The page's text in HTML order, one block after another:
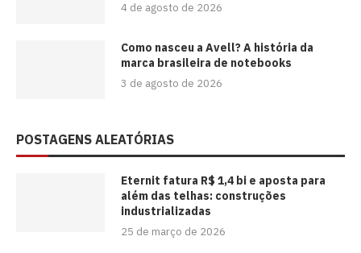
4 de agosto de 2026
Como nasceu a Avell? A história da
marca brasileira de notebooks
3 de agosto de 2026
POSTAGENS ALEATÓRIAS
Eternit fatura R$ 1,4 bi e aposta para
além das telhas: construções
industrializadas
25 de março de 2026